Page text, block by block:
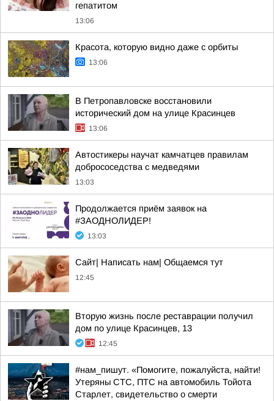
гепатитом
13:06
Красота, которую видно даже с орбиты
13:06
В Петропавловске восстановили
исторический дом на улице Красинцев
13:06
Автостикеры научат камчатцев правилам
добрососедства с медведями
13:03
Продолжается приём заявок на
#ЗАОДНОЛИДЕР!
13:03
Сайт| Написать нам| Общаемся тут
12:45
Вторую жизнь после реставрации получил
дом по улице Красинцев, 13
12:45
#нам_пишут. «Помогите, пожалуйста, найти!
Утеряны СТС, ПТС на автомобиль Тойота
Старлет, свидетельство о смерти